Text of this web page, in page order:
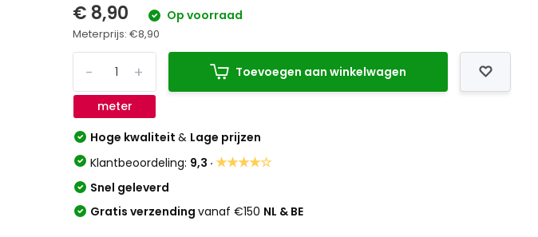
€ 8,90 Op voorraad
Meterprijs:€8,90
+
-
meter
Toevoegen aan winkelwagen
Hoge kwaliteit& Lage prijzen
Klantbeoordeling: 9,3 ·★★★★☆
Snel geleverd
Gratis verzendingvanaf €150 NL & BE